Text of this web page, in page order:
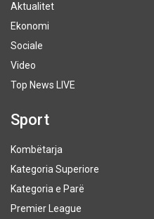
Aktualitet
Ekonomi
Sociale
Video
Top News LIVE
Sport
Kombëtarja
Kategoria Superiore
Kategoria e Parë
Premier League